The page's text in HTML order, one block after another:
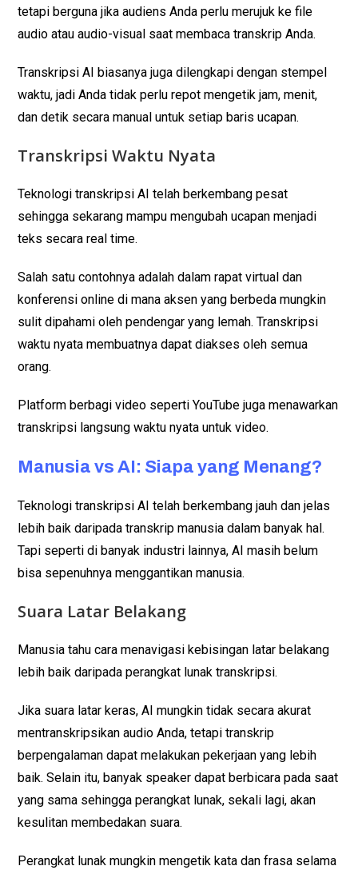
tetapi berguna jika audiens Anda perlu merujuk ke file
audio atau audio-visual saat membaca transkrip Anda.
Transkripsi AI biasanya juga dilengkapi dengan stempel
waktu, jadi Anda tidak perlu repot mengetik jam, menit,
dan detik secara manual untuk setiap baris ucapan.
Transkripsi Waktu Nyata
Teknologi transkripsi AI telah berkembang pesat
sehingga sekarang mampu mengubah ucapan menjadi
teks secara real time.
Salah satu contohnya adalah dalam rapat virtual dan
konferensi online di mana aksen yang berbeda mungkin
sulit dipahami oleh pendengar yang lemah. Transkripsi
waktu nyata membuatnya dapat diakses oleh semua
orang.
Platform berbagi video seperti YouTube juga menawarkan
transkripsi langsung waktu nyata untuk video.
Manusia vs AI: Siapa yang Menang?
Teknologi transkripsi AI telah berkembang jauh dan jelas
lebih baik daripada transkrip manusia dalam banyak hal.
Tapi seperti di banyak industri lainnya, AI masih belum
bisa sepenuhnya menggantikan manusia.
Suara Latar Belakang
Manusia tahu cara menavigasi kebisingan latar belakang
lebih baik daripada perangkat lunak transkripsi.
Jika suara latar keras, AI mungkin tidak secara akurat
mentranskripsikan audio Anda, tetapi transkrip
berpengalaman dapat melakukan pekerjaan yang lebih
baik. Selain itu, banyak speaker dapat berbicara pada saat
yang sama sehingga perangkat lunak, sekali lagi, akan
kesulitan membedakan suara.
Perangkat lunak mungkin mengetik kata dan frasa selama